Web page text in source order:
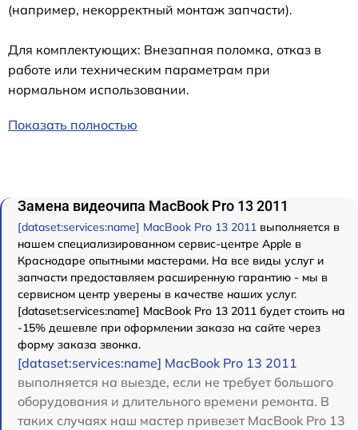
(например, некорректный монтаж запчасти).
Для комплектующих: Внезапная поломка, отказ в
работе или техническим параметрам при
нормальном использовании.
Показать полностью
Замена видеочипа MacBook Pro 13 2011
[dataset:services:name] MacBook Pro 13 2011 выполняется в
нашем специализированном сервис-центре Apple в
Краснодаре опытными мастерами. На все виды услуг и
запчасти предоставляем расширенную гарантию - мы в
сервисном центр уверены в качестве наших услуг.
[dataset:services:name] MacBook Pro 13 2011 будет стоить на
-15% дешевле при оформлении заказа на сайте через
форму заказа звонка.
[dataset:services:name] MacBook Pro 13 2011
выполняется на выезде, если не требует большого
оборудования и длительного времени ремонта. В
таких случаях наш мастер привезет MacBook Pro 13